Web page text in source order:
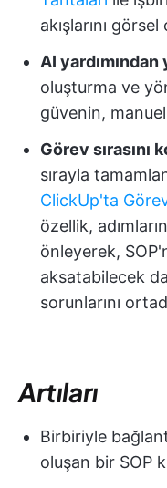
akışlarını
AI yardımından
oluşturma ve
güvenin, manuel
Görev sırasını
sırayla
ClickUp'ta Görev
özellik,
önleyerek,
aksatabilecek
sorunlarını
Artıları
Birbiriyle
oluşan bir SOP